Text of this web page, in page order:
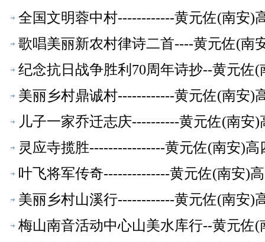
全国文明蓉中村------------黄元佐(南安)
歌唱美丽新农村律诗二首----黄元佐(南
纪念抗日战争胜利70周年诗抄--黄元佐
美丽乡村鼎诚村------------黄元佐(南安)
儿子一家乔迁志庆----------黄元佐(南安
灵应寺揽胜----------------黄元佐(南安)
叶飞将军传奇--------------黄元佐(南安)
美丽乡村山溪行------------黄元佐(南安)
梅山南音活动中心山美水库行--黄元佐